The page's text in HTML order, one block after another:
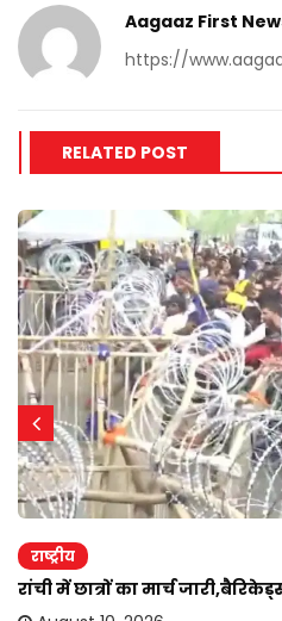
Aagaaz First
https://
RELATED POST
राष्ट्रीय
रांची में छात्रों का मार्च